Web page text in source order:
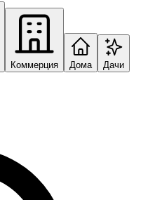
Коммерция Дома Дачи